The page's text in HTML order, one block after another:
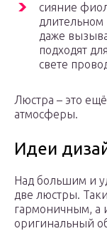
сияние
длительном
даже
подходят
свете
Люстра – это
атмосферы.
Идеи
Над большим и
две люстры.
гармоничным, а
оригинальный